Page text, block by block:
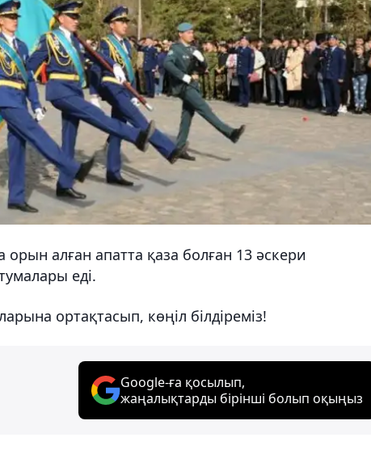
орын алған апатта қаза болған 13 әскери
еді.
ортақтасып, көңіл білдіреміз!
Google-ға қосылып,
жаңалықтарды бірінші болып оқыңыз